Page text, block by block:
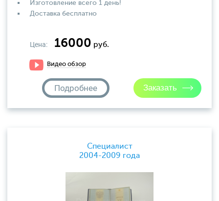
Изготовление всего 1 день!
Доставка бесплатно
Цена: 16000 руб.
Видео обзор
Подробнее
Специалист
2004-2009 года